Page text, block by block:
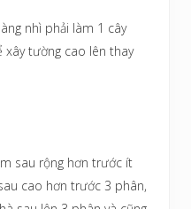
nhì phải làm 1 cây
tường cao lên thay
rộng hơn trước ít
cao hơn trước 3 phân,